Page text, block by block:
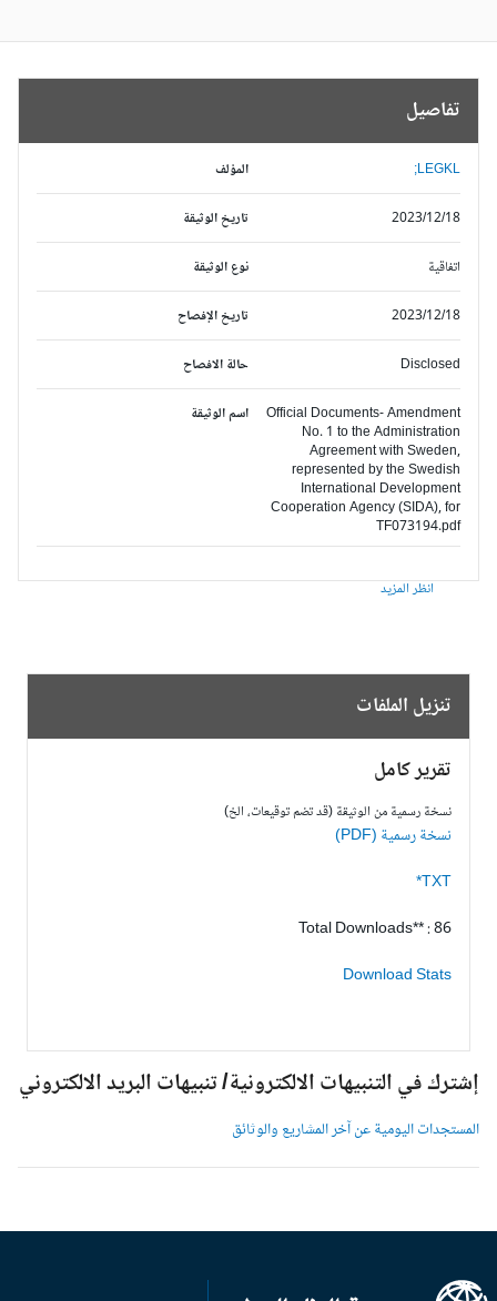
تفاصيل
المؤلف LEGKL;
تاريخ الوثيقة 2023/12/18
نوع الوثيقة اتفاقية
تاريخ الإفصاح 2023/12/18
حالة الافصاح Disclosed
اسم الوثيقة
Official Documents- Amendment
No. 1 to the Administration
Agreement with Sweden,
represented by the Swedish
International Development
Cooperation Agency (SIDA), for
TF073194.pdf
انظر المزيد
تنزيل الملفات
تقرير كامل
نسخة رسمية من الوثيقة (قد تضم توقيعات، الخ)
نسخة رسمية (PDF)
TXT*
Total Downloads** : 86
Download Stats
إشترك في التنبيهات الالكترونية/ تنبيهات البريد الالكتروني
المستجدات اليومية عن آخر المشاريع والوثائق